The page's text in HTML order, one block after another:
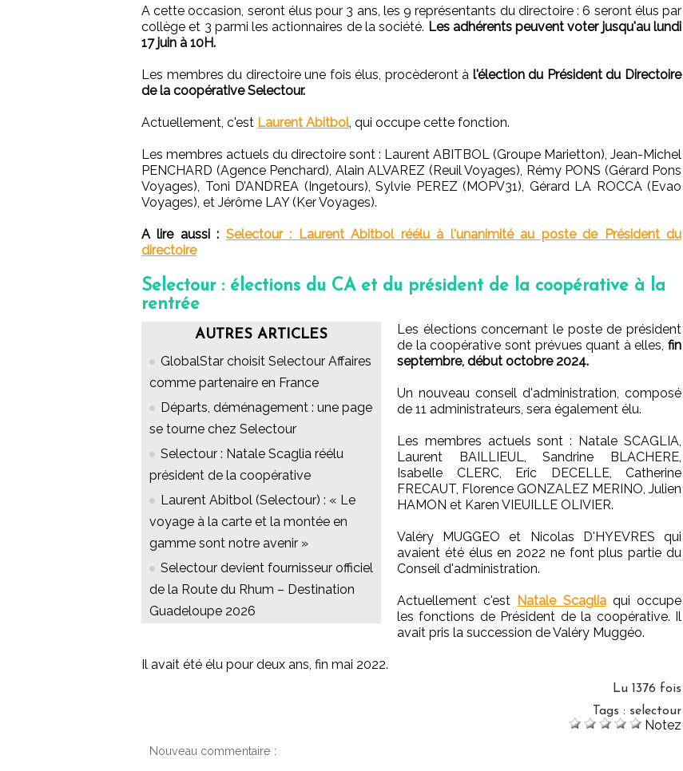
A cette occasion, seront élus pour 3 ans, les 9 représentants du directoire : 6 seront élus par
collège et 3 parmi les actionnaires de la société. Les adhérents peuvent voter jusqu'au lundi
17 juin à 10H.
Les membres du directoire une fois élus, procèderont à l'élection du Président du Directoire
de la coopérative Selectour.
Actuellement, c'est Laurent Abitbol, qui occupe cette fonction.
Les membres actuels du directoire sont : Laurent ABITBOL (Groupe Marietton), Jean-Michel
PENCHARD (Agence Penchard), Alain ALVAREZ (Reuil Voyages), Rémy PONS (Gérard Pons
Voyages), Toni D’ANDREA (Ingetours), Sylvie PEREZ (MOPV31), Gérard LA ROCCA (Evao
Voyages), et Jérôme LAY (Ker Voyages).
A lire aussi : Selectour : Laurent Abitbol réélu à l'unanimité au poste de Président du
directoire
Selectour : élections du CA et du président de la coopérative à la
rentrée
AUTRES ARTICLES
GlobalStar choisit Selectour Affaires
comme partenaire en France
Départs, déménagement : une page
se tourne chez Selectour
Selectour : Natale Scaglia réélu
président de la coopérative
Laurent Abitbol (Selectour) : « Le
voyage à la carte et la montée en
gamme sont notre avenir »
Selectour devient fournisseur officiel
de la Route du Rhum – Destination
Guadeloupe 2026
Les élections concernant le poste de président
de la coopérative sont prévues quant à elles, fin
septembre, début octobre 2024.
Un nouveau conseil d'administration, composé
de 11 administrateurs, sera également élu.
Les membres actuels sont : Natale SCAGLIA,
Laurent BAILLIEUL, Sandrine BLACHERE,
Isabelle CLERC, Eric DECELLE, Catherine
FRECAUT, Florence GONZALEZ MERINO, Julien
HAMON et Karen VIEUILLE OLIVIER.
Valéry MUGGEO et Nicolas D'HYEVRES qui
avaient été élus en 2022 ne font plus partie du
Conseil d'administration.
Actuellement c'est Natale Scagliaqui occupe
les fonctions de Président de la coopérative. Il
avait pris la succession de Valéry Muggéo.
Il avait été élu pour deux ans, fin mai 2022.
Lu 1376 fois
Tags : selectour
Notez
Nouveau commentaire :